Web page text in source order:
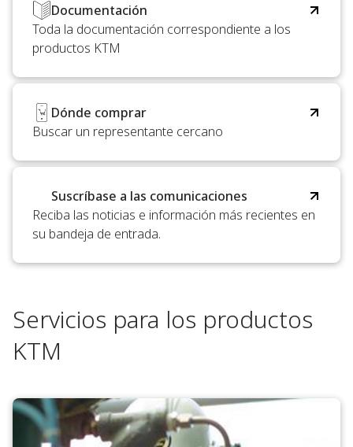
Documentación
Toda la documentación correspondiente a los
productos KTM
Dónde comprar
Buscar un representante cercano
Suscríbase a las comunicaciones
Reciba las noticias e información más recientes en
su bandeja de entrada.
Servicios para los productos
KTM